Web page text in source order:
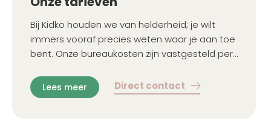
Bij Kidko houden we van helderheid; je wilt
immers vooraf precies weten waar je aan toe
bent. Onze bureaukosten zijn vastgesteld per
Lees meer Direct contact